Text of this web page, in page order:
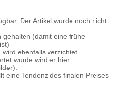
Der Artikel wurde noch nicht
gehalten (damit eine frühe
ebenfalls verzichtet.
wurde wird er hier
eine Tendenz des finalen Preises